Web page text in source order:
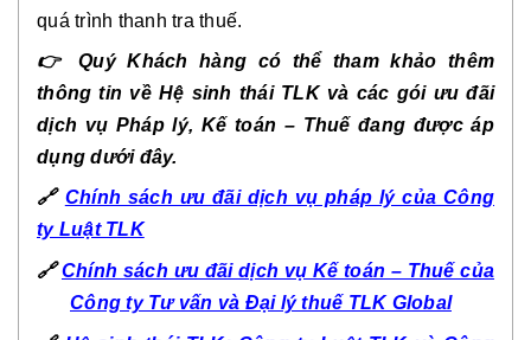
quá trình thanh tra thuế.
👉
Quý Khách hàng có thể tham khảo thêm
thông tin về Hệ sinh thái TLK và các gói ưu đãi
dịch vụ Pháp lý, Kế toán – Thuế đang được áp
dụng dưới đây.
🔗 Chính sách ưu đãi dịch vụ pháp lý của Công
ty Luật TLK
🔗 Chính sách ưu đãi dịch vụ Kế toán – Thuế của
Công ty Tư vấn và Đại lý thuế TLK Global